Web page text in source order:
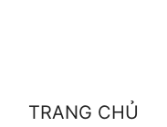
TRANG CHỦ